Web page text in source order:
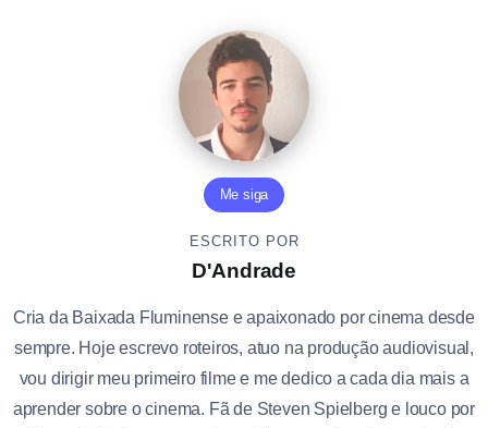
Me siga
ESCRITO POR
D'Andrade
Cria da Baixada Fluminense e apaixonado por cinema desde
sempre. Hoje escrevo roteiros, atuo na produção audiovisual,
vou dirigir meu primeiro filme e me dedico a cada dia mais a
aprender sobre o cinema. Fã de Steven Spielberg e louco por